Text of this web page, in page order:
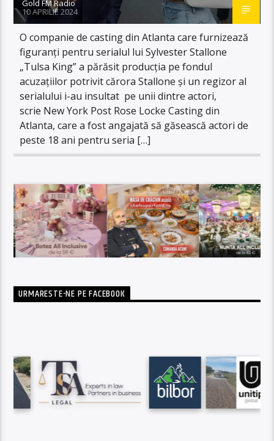
Gold FM Radio
10 APRILIE 2024
O companie de casting din Atlanta care furnizează
figuranți pentru serialul lui Sylvester Stallone
„Tulsa King” a părăsit producția pe fondul
acuzațiilor potrivit cărora Stallone și un regizor al
serialului i-au insultat pe unii dintre actori,
scrie New York Post Rose Locke Casting din
Atlanta, care a fost angajată să găsească actori de
peste 18 ani pentru seria […]
URMARESTE-NE PE FACEBOOK